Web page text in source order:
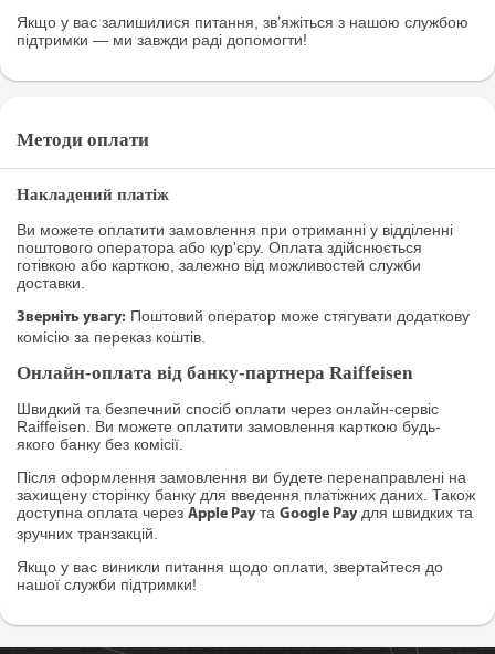
Якщо у вас залишилися питання, зв’яжіться з нашою службою
підтримки — ми завжди раді допомогти!
Методи оплати
Накладений платіж
Ви можете оплатити замовлення при отриманні у відділенні
поштового оператора або кур'єру. Оплата здійснюється
готівкою або карткою, залежно від можливостей служби
доставки.
Зверніть увагу: Поштовий оператор може стягувати додаткову
комісію за переказ коштів.
Онлайн-оплата від банку-партнера Raiffeisen
Швидкий та безпечний спосіб оплати через онлайн-сервіс
Raiffeisen. Ви можете оплатити замовлення карткою будь-
якого банку без комісії.
Після оформлення замовлення ви будете перенаправлені на
захищену сторінку банку для введення платіжних даних. Також
доступна оплата через Apple Pay та Google Pay для швидких та
зручних транзакцій.
Якщо у вас виникли питання щодо оплати, звертайтеся до
нашої служби підтримки!